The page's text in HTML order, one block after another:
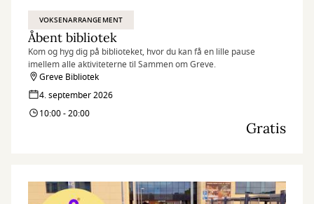
VOKSENARRANGEMENT
Åbent bibliotek
Kom og hyg dig på biblioteket, hvor du kan få en lille pause
imellem alle aktiviteterne til Sammen om Greve.
Greve Bibliotek
4. september 2026
10:00 - 20:00
Gratis